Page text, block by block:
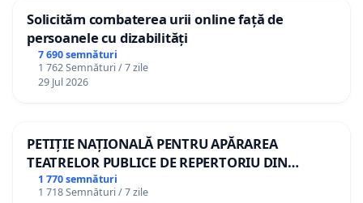
Solicităm combaterea urii online față de
persoanele cu dizabilități
7 690 semnături
1 762 Semnături / 7 zile
29 Jul 2026
PETIȚIE NAȚIONALĂ PENTRU APĂRAREA
TEATRELOR PUBLICE DE REPERTORIU DIN
ROMÂNIA
1 770 semnături
1 718 Semnături / 7 zile